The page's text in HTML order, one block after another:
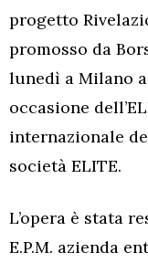
progetto
promosso da
lunedì a Milano
occasione
internazionale
società ELITE.
L’opera è stata
E.P.M. azienda